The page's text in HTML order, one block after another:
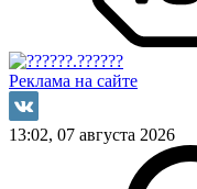
Реклама на сайте
13:02, 07 августа 2026